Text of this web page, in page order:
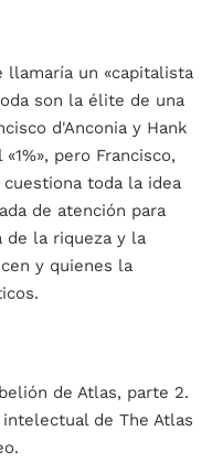
llamaría un «capitalista
son la élite de una
d'Anconia y Hank
pero Francisco,
toda la idea
de atención para
de la riqueza y la
y quienes la
de Atlas, parte 2.
de The Atlas